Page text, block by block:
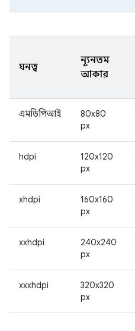
ঘনত্ব
ন্যূনতম
আকার
এমডিপিআই
80x80
px
hdpi
120x120
px
xhdpi
160x160
px
xxhdpi
240x240
px
xxxhdpi
320x320
px